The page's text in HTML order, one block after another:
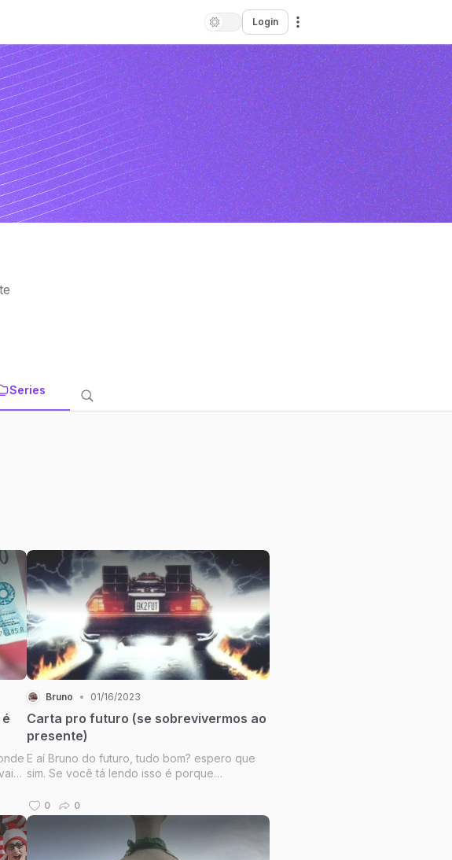
Login
Series
Bruno • 01/16/2023
Carta pro futuro (se sobrevivermos ao
presente)
E aí Bruno do futuro, tudo bom? espero que
sim. Se você tá lendo isso é porque
0 0